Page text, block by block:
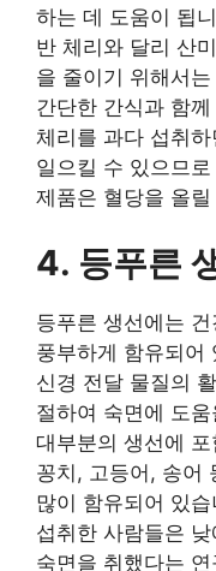
하는 데 도움이 됩
반 체리와 달리 산
을 줄이기 위해서
간단한 간식과 함
체리를 과다 섭취
일으킬 수 있으므
제품은 혈당을 올
4. 등푸른
등푸른 생선에는
풍부하게 함유되어
신경 전달 물질의
절하여 숙면에 도
대부분의 생선에
꽁치, 고등어, 송어
많이 함유되어 있
섭취한 사람들은
숙면을 취했다는